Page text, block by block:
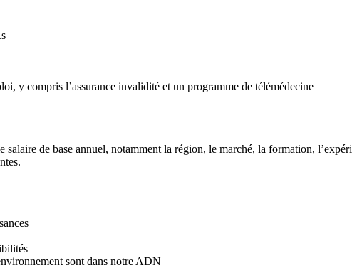
y compris l’assurance invalidité et un programme de télémédecine
de base annuel, notamment la région, le marché, la formation,
sont dans notre ADN